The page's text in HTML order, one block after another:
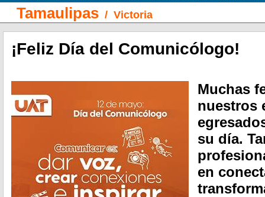
Tamaulipas / Victoria
¡Feliz Día del Comunicólogo!
Muchas
nuestros
su día.
en